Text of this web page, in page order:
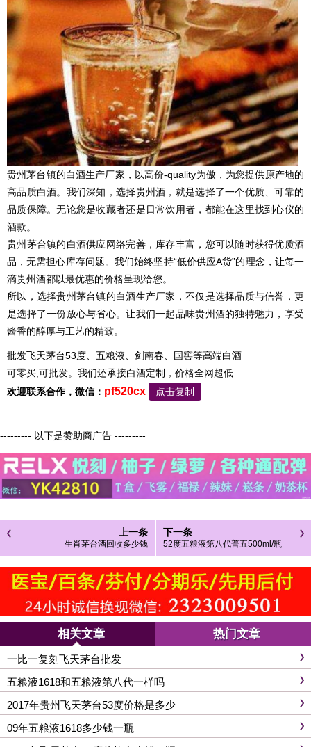
贵州茅台镇的白酒生产厂家，以高价-quality为傲，为您提供原产地的
高品质白酒。我们深知，选择贵州酒，就是选择了一个优质、可靠的
品质保障。无论您是收藏者还是日常饮用者，都能在这里找到心仪的
酒款。
贵州茅台镇的白酒供应网络完善，库存丰富，您可以随时获得优质酒
品，无需担心库存问题。我们始终坚持“低价供应A货”的理念，让每一
滴贵州酒都以最优惠的价格呈现给您。
所以，选择贵州茅台镇的白酒生产厂家，不仅是选择品质与信誉，更
是选择了一份放心与省心。让我们一起品味贵州酒的独特魅力，享受
酱香的醇厚与工艺的精致。
批发飞天茅台53度、五粮液、剑南春、国窖等高端白酒
可零买,可批发。我们还承接白酒定制，价格全网超低
欢迎联系合作，微信： pf520cx 点击复制
--------- 以下是赞助商广告 ---------
上一条
生肖茅台酒回收多少钱
下一条
52度五粮液第八代普五500ml/瓶
相关文章 热门文章
一比一复刻飞天茅台批发
五粮液1618和五粮液第八代一样吗
2017年贵州飞天茅台53度价格是多少
09年五粮液1618多少钱一瓶